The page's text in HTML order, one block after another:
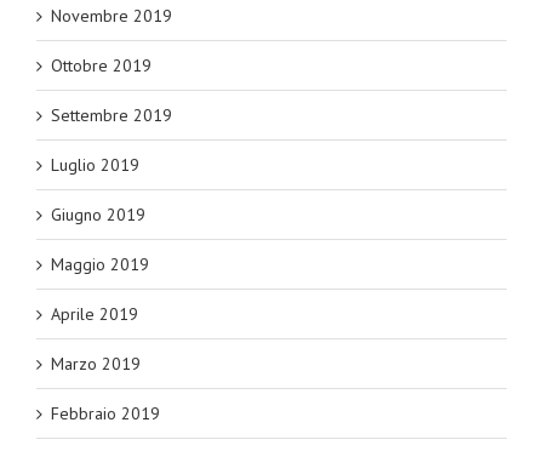
Novembre 2019
Ottobre 2019
Settembre 2019
Luglio 2019
Giugno 2019
Maggio 2019
Aprile 2019
Marzo 2019
Febbraio 2019